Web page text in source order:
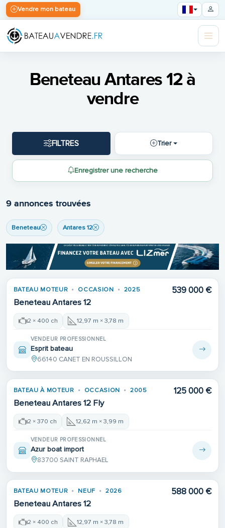
Vendre mon bateau
Beneteau Antares 12 à
vendre
FILTRES Trier
Enregistrer une recherche
9 annonces trouvées
Beneteau Antares 12
BATEAU MOTEUR OCCASION 2025
Beneteau Antares 12
539 000 €
2 × 400 ch 12,97 m × 3,78 m
VENDEUR PROFESSIONNEL
Esprit bateau
66140 CANET EN ROUSSILLON
BATEAU À MOTEUR OCCASION 2005
Beneteau Antares 12 Fly
125 000 €
2 × 370 ch 12,62 m × 3,99 m
VENDEUR PROFESSIONNEL
Azur boat import
83700 SAINT RAPHAEL
BATEAU MOTEUR NEUF 2026
Beneteau Antares 12
588 000 €
2 × 400 ch 12,97 m × 3,78 m